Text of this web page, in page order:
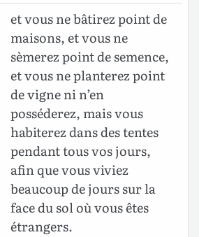
et vous ne bâtirez point de
maisons, et vous ne
sèmerez point de semence,
et vous ne planterez point
de vigne ni n’en
posséderez, mais vous
habiterez dans des tentes
pendant tous vos jours,
afin que vous viviez
beaucoup de jours sur la
face du sol où vous êtes
étrangers.